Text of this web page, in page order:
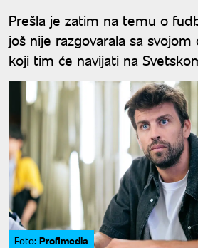
Prešla je zatim na temu o
još nije razgovarala sa
koji tim će navijati na
Foto: Profimedia